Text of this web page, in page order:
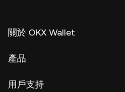
關於 OKX Wallet
產品
用戶支持